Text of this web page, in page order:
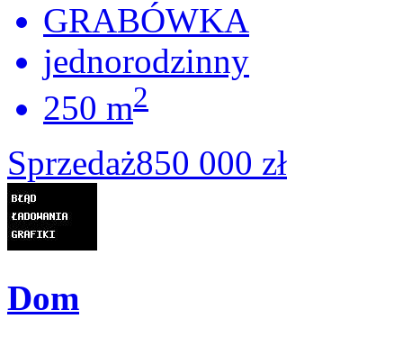
GRABÓWKA
jednorodzinny
250 m2
Sprzedaż850 000 zł
Dom